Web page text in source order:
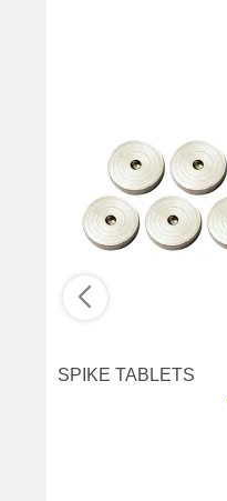
SPIKE TABLETS